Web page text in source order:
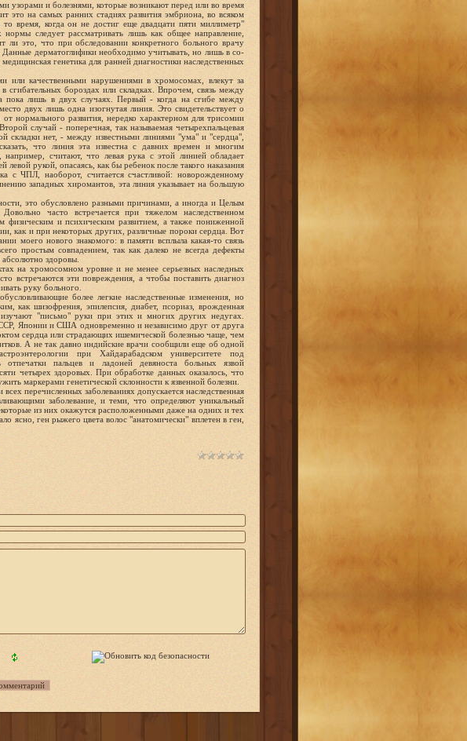
узорами и болезнями, которые возникают перед или во время
это на самых ранних стадиях развития эмбриона, во всяком
время, когда он не достиг еще двадцати пяти миллиметр"
следует рассматривать лишь как общее направление,
это, что при обследовании конкретного больного врачу
дерматоглифики необходимо учитывать, но лишь в со-
генетика для ранней диагностики наследственных
или качественными нарушениями в хромосомах, влекут за
сгибательных бороздах или складках. Впрочем, связь между
пока лишь в двух случаях. Первый - когда на сгибе между
двух лишь одна изогнутая линия. Это свидетельствует о
нормального развития, нередко характерном для трисомии
случай - поперечная, так называемая четырехпальцевая
складки нет, - между известными линиями "ума" и "сердца",
что линия эта известна с давних времен и многим
считают, что левая рука с этой линией обладает
рукой, опасаясь, как бы ребенок после такого наказания
с ЧПЛ, наоборот, считается счастливой: новорожденному
западных хиромантов, эта линия указывает на большую
это обусловлено разными причинами, а иногда и Целым
часто встречается при тяжелом наследственном
физическим и психическим развитием, а также пониженной
как и при некоторых других, различные пороки сердца. Вот
моего нового знакомого: в памяти всплыла какая-то связь
простым совпадением, так как далеко не всегда дефекты
здоровы.
на хромосомном уровне и не менее серьезных наследных
встречаются эти повреждения, а чтобы поставить диагноз
руку больного.
более легкие наследственные изменения, но
как шизофрения, эпилепсия, диабет, псориаз, врожденная
"письмо" руки при этих и многих других недугах.
Японии и США одновременно и независимо друг от друга
сердца или страдающих ишемической болезнью чаще, чем
А не так давно индийские врачи сообщили еще об одной
при Хайдарабадском университете под
пальцев и ладоней девяноста больных язвой
четырех здоровых. При обработке данных оказалось, что
маркерами генетической склонности к язвенной болезни.
перечисленных заболеваниях допускается наследственная
заболевание, и теми, что определяют уникальный
из них окажутся расположенными даже на одних и тех
ясно, ген рыжего цвета волос "анатомически" вплетен в ген,